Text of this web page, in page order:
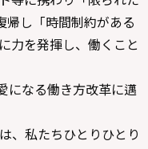
し「時間制約がある
力を発揮し、働くこと
になる働き方改革に邁
、私たちひとりひとり